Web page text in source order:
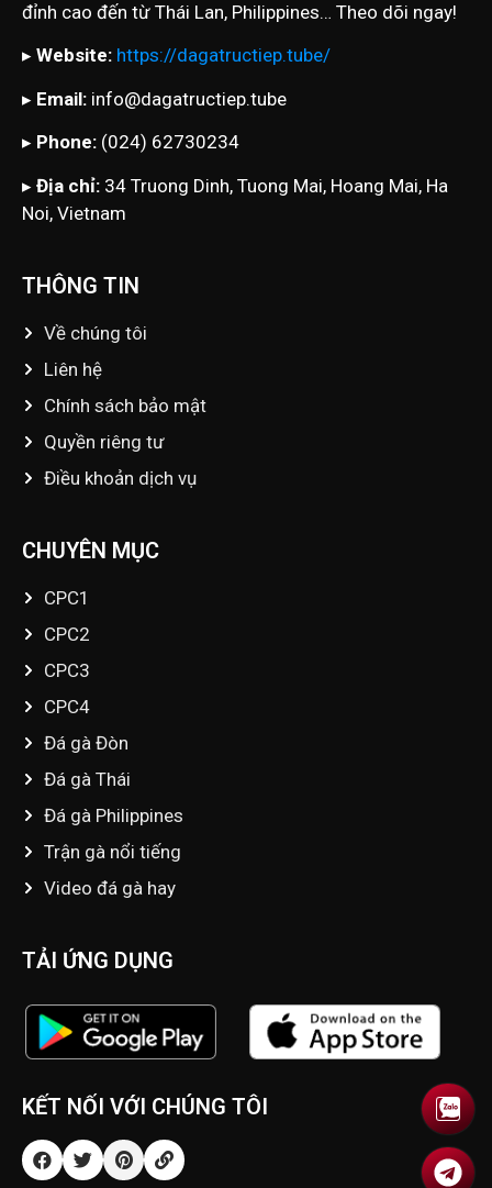
đỉnh cao đến từ Thái Lan, Philippines… Theo dõi ngay!
▸ Website: https://dagatructiep.tube/
▸ Email: info@dagatructiep.tube
▸ Phone: (024) 62730234
▸ Địa chỉ: 34 Truong Dinh, Tuong Mai, Hoang Mai, Ha
Noi, Vietnam
THÔNG TIN
Về chúng tôi
Liên hệ
Chính sách bảo mật
Quyền riêng tư
Điều khoản dịch vụ
CHUYÊN MỤC
CPC1
CPC2
CPC3
CPC4
Đá gà Đòn
Đá gà Thái
Đá gà Philippines
Trận gà nổi tiếng
Video đá gà hay
TẢI ỨNG DỤNG
KẾT NỐI VỚI CHÚNG TÔI